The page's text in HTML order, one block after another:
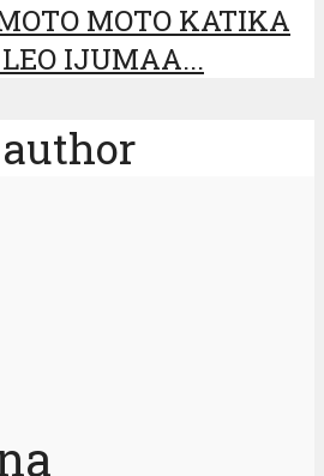
MOTO KATIKA
IJUMAA...